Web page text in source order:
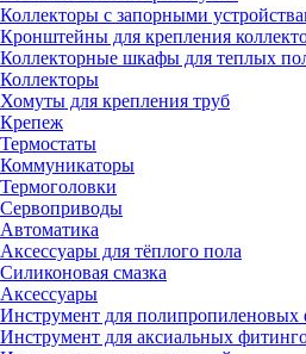
Коллекторы с запорными
Кронштейны для крепления
Коллекторные шкафы для теплых
Коллекторы
Хомуты для крепления труб
Крепеж
Термостаты
Коммуникаторы
Термоголовки
Сервоприводы
Автоматика
Аксессуары для тёплого пола
Силиконовая смазка
Аксессуары
Инструмент для полипропиленовых
Инструмент для аксиальных